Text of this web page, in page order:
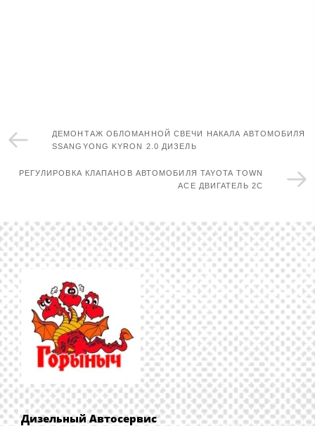
ДЕМОНТАЖ ОБЛОМАННОЙ СВЕЧИ НАКАЛА АВТОМОБИЛЯ
SSANGYONG KYRON 2.0 ДИЗЕЛЬ
РЕГУЛИРОВКА КЛАПАНОВ АВТОМОБИЛЯ TAYOTA TOWN
ACE ДВИГАТЕЛЬ 2С
Дизельный Автосервис